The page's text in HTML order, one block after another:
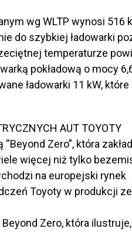
wg WLTP wynosi 516
do szybkiej ładowarki
temperaturze
pokładową o mocy
ładowarki 11 kW,
AUT TOYOTY
Zero”, która
więcej niż tylko
na europejski rynek
Toyoty w produkcji
Zero, która